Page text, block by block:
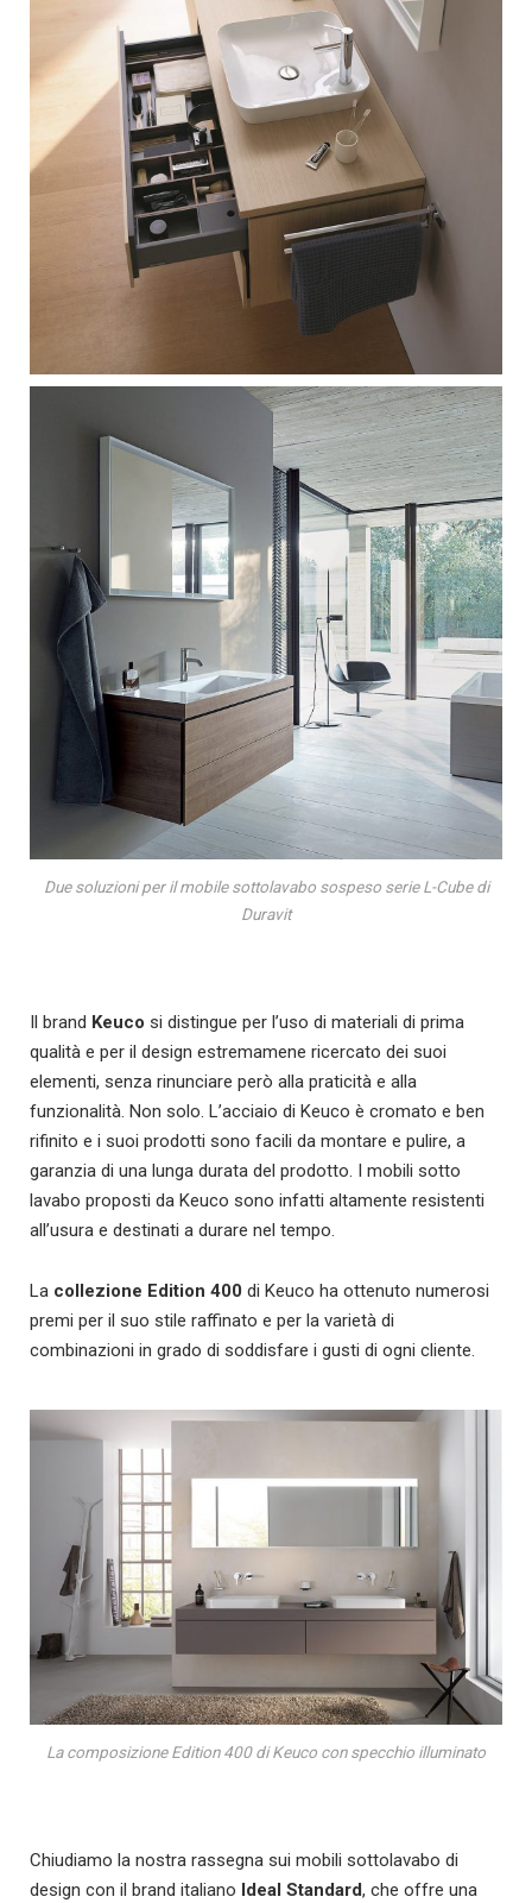
Due soluzioni per il mobile sottolavabo sospeso serie L-Cube di
Duravit
Il brand Keuco si distingue per l’uso di materiali di prima
qualità e per il design estremamene ricercato dei suoi
elementi, senza rinunciare però alla praticità e alla
funzionalità. Non solo. L’acciaio di Keuco è cromato e ben
rifinito e i suoi prodotti sono facili da montare e pulire, a
garanzia di una lunga durata del prodotto. I mobili sotto
lavabo proposti da Keuco sono infatti altamente resistenti
all’usura e destinati a durare nel tempo.
La collezione Edition 400 di Keuco ha ottenuto numerosi
premi per il suo stile raffinato e per la varietà di
combinazioni in grado di soddisfare i gusti di ogni cliente.
La composizione Edition 400 di Keuco con specchio illuminato
Chiudiamo la nostra rassegna sui mobili sottolavabo di
design con il brand italiano Ideal Standard, che offre una